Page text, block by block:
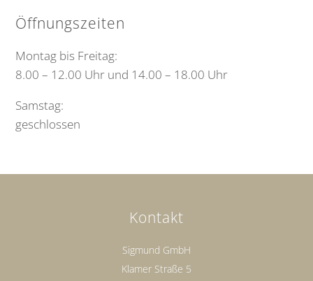
Öffnungszeiten
Montag bis Freitag:
8.00 – 12.00 Uhr und 14.00 – 18.00 Uhr
Samstag:
geschlossen
Kontakt
Sigmund GmbH
Klamer Straße 5